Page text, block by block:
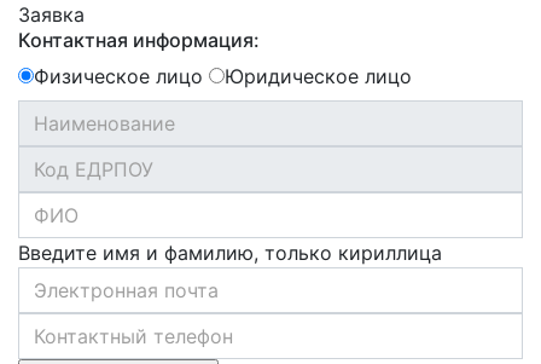
Заявка
Контактная информация:
Физическое лицо
Юридическое лицо
Введите имя и фамилию, только кириллица